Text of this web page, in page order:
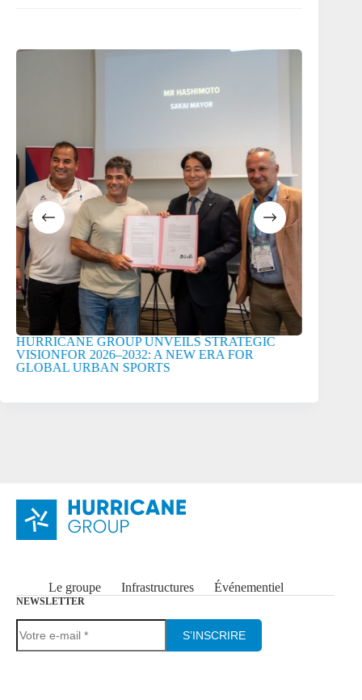
HURRICANE GROUP UNVEILS STRATEGIC
VISIONFOR 2026–2032: A NEW ERA FOR
GLOBAL URBAN SPORTS
Le groupe Infrastructures Événementiel
NEWSLETTER
S’INSCRIRE